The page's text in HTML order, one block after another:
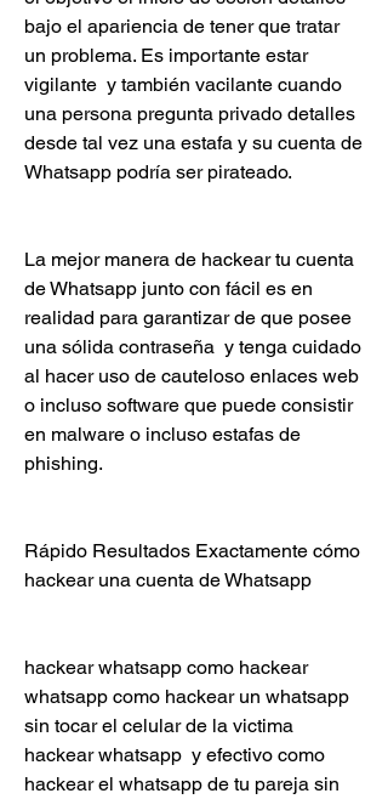
bajo el apariencia de tener que tratar
un problema. Es importante estar
vigilante  y también vacilante cuando
una persona pregunta privado detalles
desde tal vez una estafa y su cuenta de
Whatsapp podría ser pirateado.
La mejor manera de hackear tu cuenta
de Whatsapp junto con fácil es en
realidad para garantizar de que posee
una sólida contraseña  y tenga cuidado
al hacer uso de cauteloso enlaces web
o incluso software que puede consistir
en malware o incluso estafas de
phishing.
Rápido Resultados Exactamente cómo
hackear una cuenta de Whatsapp
hackear whatsapp como hackear
whatsapp como hackear un whatsapp
sin tocar el celular de la victima
hackear whatsapp  y efectivo como
hackear el whatsapp de tu pareja sin